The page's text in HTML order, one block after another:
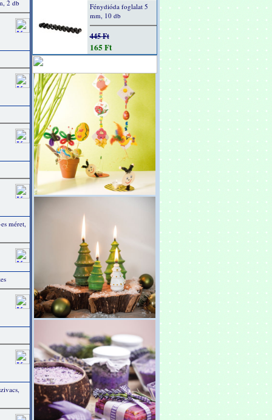
2 db
méret,
Fénydióda foglalat 5
mm, 10 db
445 Ft
165 Ft